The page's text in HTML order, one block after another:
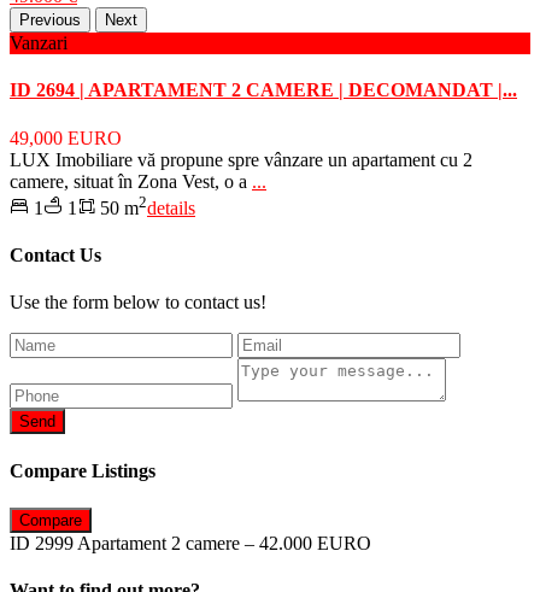
Previous Next
Vanzari
ID 2694 | APARTAMENT 2 CAMERE | DECOMANDAT |...
49,000 EURO
LUX Imobiliare vă propune spre vânzare un apartament cu 2
camere, situat în Zona Vest, o a ...
1
1 50 m2details
Contact Us
Use the form below to contact us!
Send
Compare Listings
Compare
ID 2999 Apartament 2 camere – 42.000 EURO